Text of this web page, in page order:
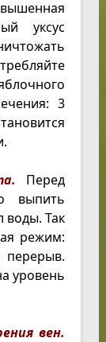
уксус
3
Перед
выпить
воды. Так
режим:
уровень
вен.